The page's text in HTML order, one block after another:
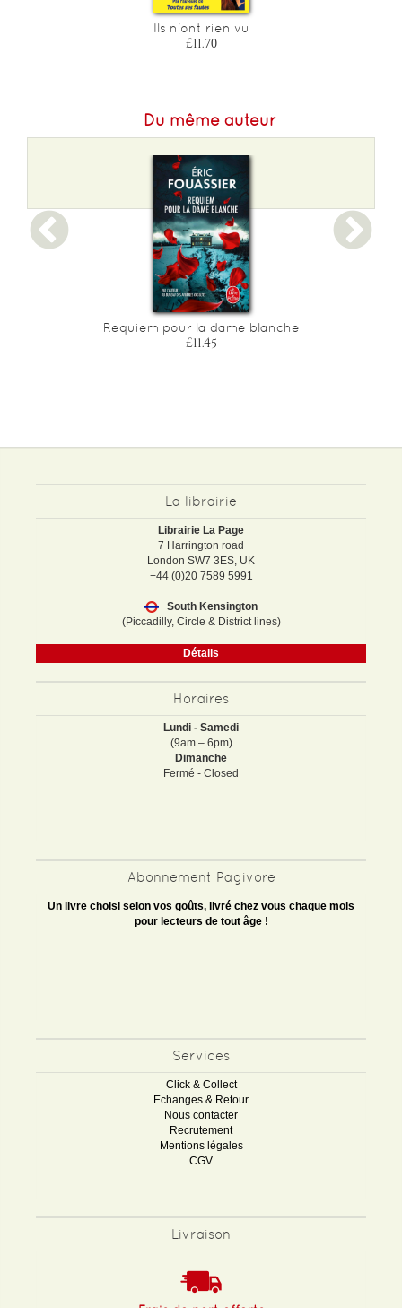
Ils n'ont rien vu
£11.70
Du même auteur
Requiem pour la dame blanche
£11.45
La librairie
Librairie La Page
7 Harrington road
London SW7 3ES, UK
+44 (0)20 7589 5991
South Kensington
(Piccadilly, Circle & District lines)
Détails
Horaires
Lundi - Samedi
(9am – 6pm)
Dimanche
Fermé - Closed
Abonnement Pagivore
Un livre choisi selon vos goûts, livré chez vous chaque mois
pour lecteurs de tout âge !
Services
Click & Collect
Echanges & Retour
Nous contacter
Recrutement
Mentions légales
CGV
Livraison